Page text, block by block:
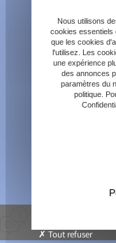
Nous utilisons
cookies essentiels
que les cookies
l'utilisez. Les
une expérience
des annonces
paramètres du
politique.
Tout refuser